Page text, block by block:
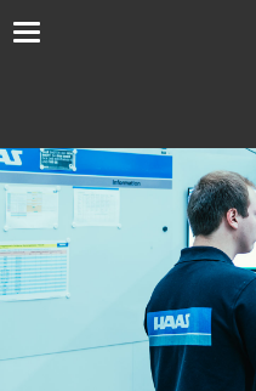
Toggle